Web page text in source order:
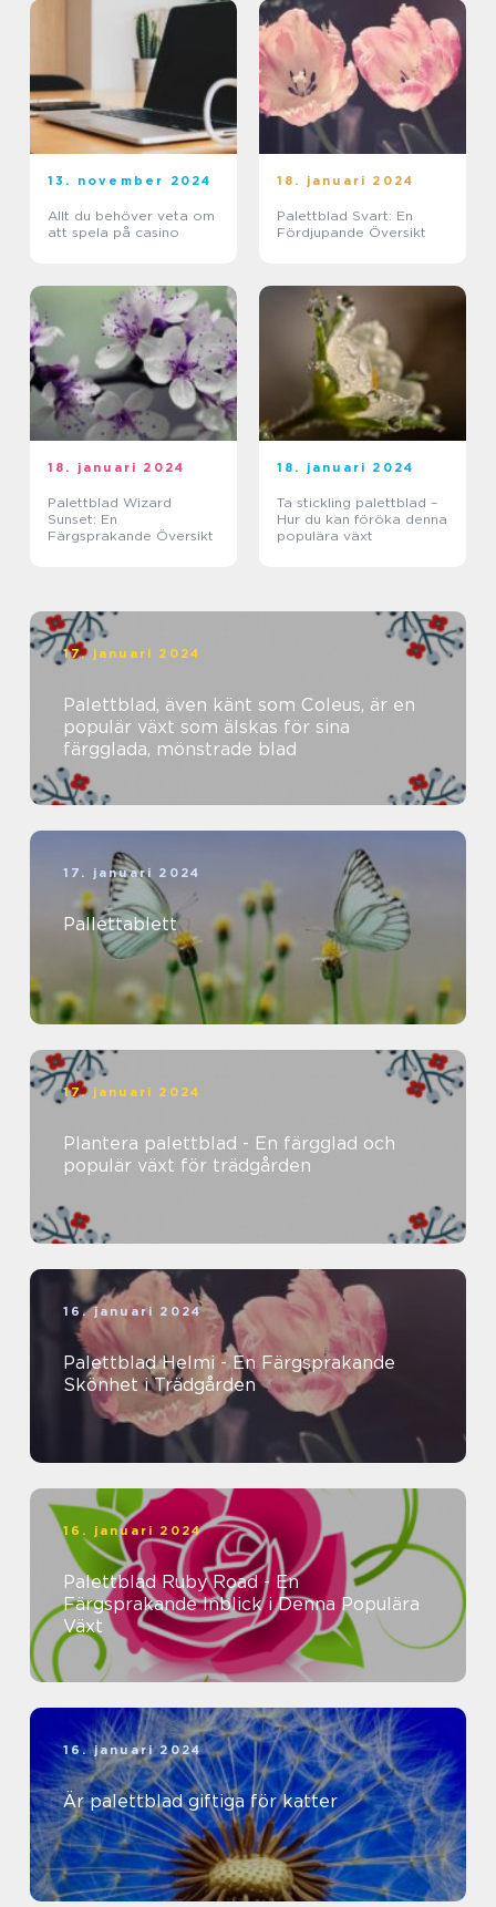
13. november 2024
Allt du behöver veta om
att spela på casino
18. januari 2024
Palettblad Svart: En
Fördjupande Översikt
18. januari 2024
Palettblad Wizard
Sunset: En
Färgsprakande Översikt
18. januari 2024
Ta stickling palettblad –
Hur du kan föröka denna
populära växt
17. januari 2024
Palettblad, även känt som Coleus, är en
populär växt som älskas för sina
färgglada, mönstrade blad
17. januari 2024
Pallettablett
17. januari 2024
Plantera palettblad - En färgglad och
populär växt för trädgården
16. januari 2024
Palettblad Helmi - En Färgsprakande
Skönhet i Trädgården
16. januari 2024
Palettblad Ruby Road - En
Färgsprakande Inblick i Denna Populära
Växt
16. januari 2024
Är palettblad giftiga för katter